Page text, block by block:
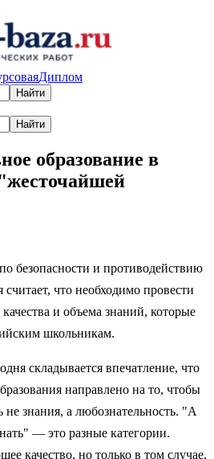
Диплом
Найти
Найти
образование в
безопасности и противодействию
что необходимо провести
и объема знаний, которые
школьникам.
складывается впечатление, что
направлено на то, чтобы
не знания, а любознательность. "А
— это разные категории.
качество, но только в том случае,